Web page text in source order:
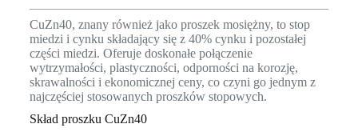
CuZn40, znany również jako proszek mosiężny, to stop
miedzi i cynku składający się z 40% cynku i pozostałej
części miedzi. Oferuje doskonałe połączenie
wytrzymałości, plastyczności, odporności na korozję,
skrawalności i ekonomicznej ceny, co czyni go jednym z
najczęściej stosowanych proszków stopowych.
Skład proszku CuZn40